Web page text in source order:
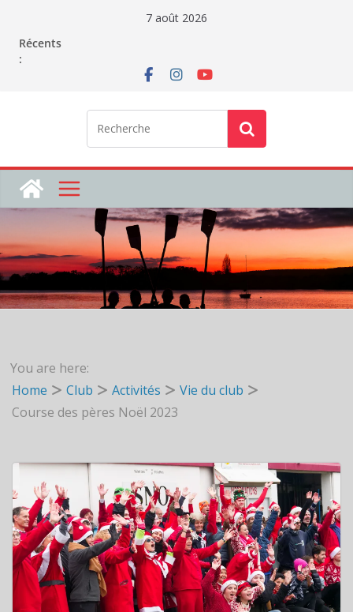
contenu
7 août 2026
Récents
:
You are here:
Home
Club Activités
Vie du club
Course des pères Noël 2023